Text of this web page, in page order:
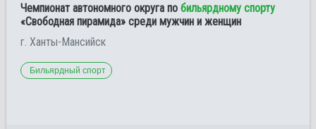
Чемпионат автономного округа по бильярдному спорту
«Свободная пирамида» среди мужчин и женщин
г. Ханты-Мансийск
Бильярдный спорт